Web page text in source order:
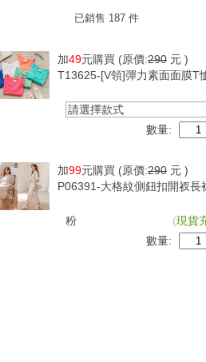
已銷售 187 件
加49元購買 (原價:290 元 )
T13625-[V領]彈力素面面膜T
請選擇款式
數量:
加99元購買 (原價:290 元 )
P06391-大格紋側鈕扣開衩長
粉 (現貨
數量: